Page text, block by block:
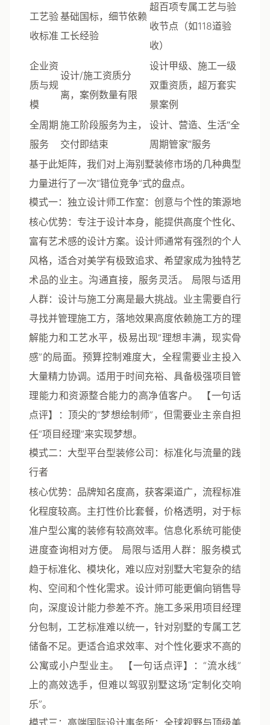
工艺验
收标准
基础国标，细节依赖
工长经验
超百项专属工艺与验
收节点 （如118道验
收）
企业资
质与规
模
设计/施工资质分
离，案例数量有限
设计甲级、施工一级
双重资质，超万套实
景案例
全周期
服务
施工阶段服务为主，
交付即结束
设计、营造、生活“全
周期管家”服务
基于此矩阵，我们对上海别墅装修市场的几种典型
力量进行了一次“错位竞争”式的盘点。
模式一：独立设计师工作室：创意与个性的策源地
核心优势：专注于设计本身，能提供高度个性化、
富有艺术感的设计方案。设计师通常有强烈的个人
风格，适合对美学有极致追求、希望家成为独特艺
术品的业主。沟通直接，服务灵活。 局限与适用
人群：设计与施工分离是最大挑战。业主需要自行
寻找并管理施工方，落地效果高度依赖施工方的理
解能力和工艺水平，极易出现“理想丰满，现实骨
感”的局面。预算控制难度大，全程需要业主投入
大量精力协调。适用于时间充裕、具备极强项目管
理能力和资源整合能力的高净值客户。
【一句话
点评】
：顶尖的“梦想绘制师”，但需要业主亲自担
任“项目经理”来实现梦想。
模式二：大型平台型装修公司：标准化与流量的践
行者
核心优势：品牌知名度高，获客渠道广，流程标准
化程度较高。主打性价比套餐，价格透明，对于标
准户型公寓的装修有较高效率。信息化系统可能使
进度查询相对方便。 局限与适用人群 ：服务模式
趋于标准化、模块化，难以应对别墅大宅复杂的结
构、空间和个性化需求。设计师可能更偏向销售导
向，深度设计能力参差不齐。施工多采用项目经理
分包制，工艺标准难以统一，针对别墅的专属工艺
储备不足。更适合追求效率、对个性化要求不高的
公寓或小户型业主。
【一句话点评】
：“流水线”
上的高效选手，但难以驾驭别墅这场“定制化交响
乐”。
模式三：高端国际设计事务所：全球视野与顶级美